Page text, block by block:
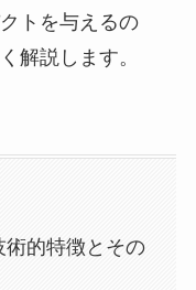
トを与えるの
解説します。
術的特徴とその